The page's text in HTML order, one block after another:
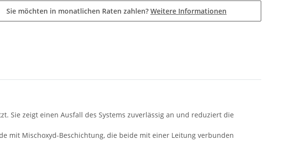
Sie möchten in monatlichen Raten zahlen? Weitere Informationen
Sie zeigt einen Ausfall des Systems zuverlässig an und reduziert die
mit Mischoxyd-Beschichtung, die beide mit einer Leitung verbunden